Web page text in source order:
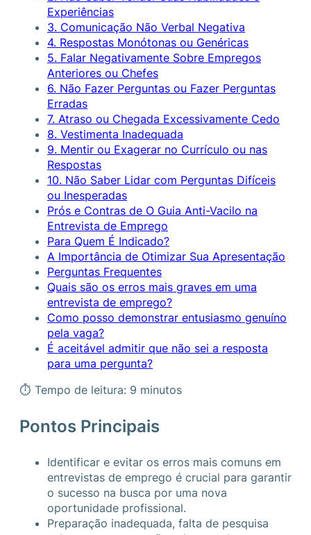
Experiências
3. Comunicação Não Verbal Negativa
4. Respostas Monótonas ou Genéricas
5. Falar Negativamente Sobre Empregos
Anteriores ou Chefes
6. Não Fazer Perguntas ou Fazer Perguntas
Erradas
7. Atraso ou Chegada Excessivamente Cedo
8. Vestimenta Inadequada
9. Mentir ou Exagerar no Currículo ou nas
Respostas
10. Não Saber Lidar com Perguntas Difíceis
ou Inesperadas
Prós e Contras de O Guia Anti-Vacilo na
Entrevista de Emprego
Para Quem É Indicado?
A Importância de Otimizar Sua Apresentação
Perguntas Frequentes
Quais são os erros mais graves em uma
entrevista de emprego?
Como posso demonstrar entusiasmo genuíno
pela vaga?
É aceitável admitir que não sei a resposta
para uma pergunta?
⏱ Tempo de leitura: 9 minutos
Pontos Principais
Identificar e evitar os erros mais comuns em
entrevistas de emprego é crucial para garantir
o sucesso na busca por uma nova
oportunidade profissional.
Preparação inadequada, falta de pesquisa